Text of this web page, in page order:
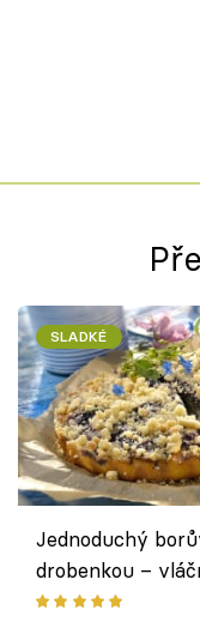
SLADKÉ
Jednoduchý
drobenkou –
ovoce